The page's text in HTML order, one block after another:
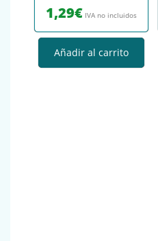
1,29€ IVA no incluidos
Añadir al carrito